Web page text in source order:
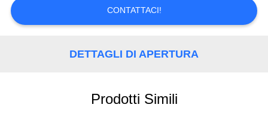
COMPRESSOR
SITEMAP
CONTATTACI!
DETTAGLI DI APERTURA
Prodotti Simili